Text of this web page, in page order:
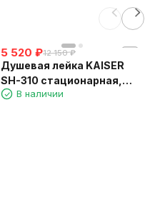
5 520 ₽12 150 ₽
Душевая лейка KAISER
SH-310 стационарная,
шлифованное золото
В наличии